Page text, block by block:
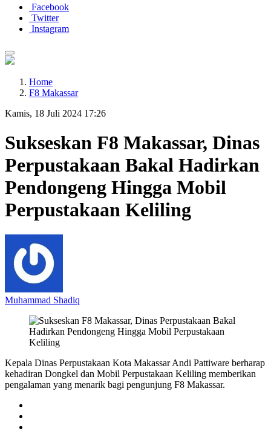
Facebook
Twitter
Instagram
Home
F8 Makassar
Kamis, 18 Juli 2024 17:26
Sukseskan F8 Makassar, Dinas
Perpustakaan Bakal Hadirkan
Pendongeng Hingga Mobil
Perpustakaan Keliling
Muhammad Shadiq
Kepala Dinas Perpustakaan Kota Makassar Andi Pattiware berharap
kehadiran Dongkel dan Mobil Perpustakaan Keliling memberikan
pengalaman yang menarik bagi pengunjung F8 Makassar.